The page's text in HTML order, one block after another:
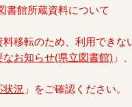
書館所蔵資料について
移転のため、利用できな
なお知らせ(県立図書館) 」
状況 」をご確認ください。